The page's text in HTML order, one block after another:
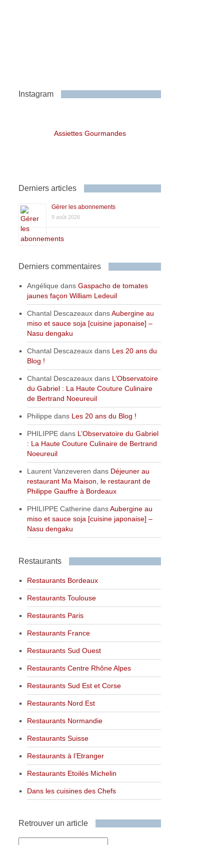
Instagram
Assiettes Gourmandes
Derniers articles
Gérer les abonnements
9 août 2026
Derniers commentaires
Angélique dansGaspacho de tomates
jaunes façon William Ledeuil
Chantal Descazeaux dansAubergine au
miso et sauce soja [cuisine japonaise] –
Nasu dengaku
Chantal Descazeaux dans Les 20 ans du
Blog !
Chantal Descazeaux dans L’Observatoire
du Gabriel : La Haute Couture Culinaire
de Bertrand Noeureuil
Philippe dans Les 20 ans du Blog !
PHILIPPE dans L’Observatoire du Gabriel
: La Haute Couture Culinaire de Bertrand
Noeureuil
Laurent Vanzeveren dans Déjeuner au
restaurant Ma Maison, le restaurant de
Philippe Gauffre à Bordeaux
PHILIPPE Catherine dansAubergine au
miso et sauce soja [cuisine japonaise] –
Nasu dengaku
Restaurants
Restaurants Bordeaux
Restaurants Toulouse
Restaurants Paris
Restaurants France
Restaurants Sud Ouest
Restaurants Centre Rhône Alpes
Restaurants Sud Est et Corse
Restaurants Nord Est
Restaurants Normandie
Restaurants Suisse
Restaurants à l’Etranger
Restaurants Etoilés Michelin
Dans les cuisines des Chefs
Retrouver un article